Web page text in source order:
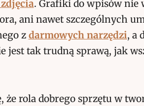
. Grafiki do wpisów nie
ani nawet szczególnych
z darmowych narzędzi, a
jest tak trudną sprawą, jak
że rola dobrego sprzętu w